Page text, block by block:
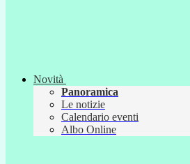
Novità
Panoramica
Le notizie
Calendario eventi
Albo Online